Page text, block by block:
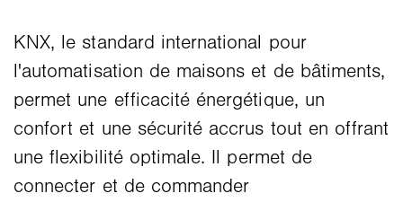
KNX, le standard international pour
l'automatisation de maisons et de bâtiments,
permet une efficacité énergétique, un
confort et une sécurité accrus tout en offrant
une flexibilité optimale. Il permet de
connecter et de commander